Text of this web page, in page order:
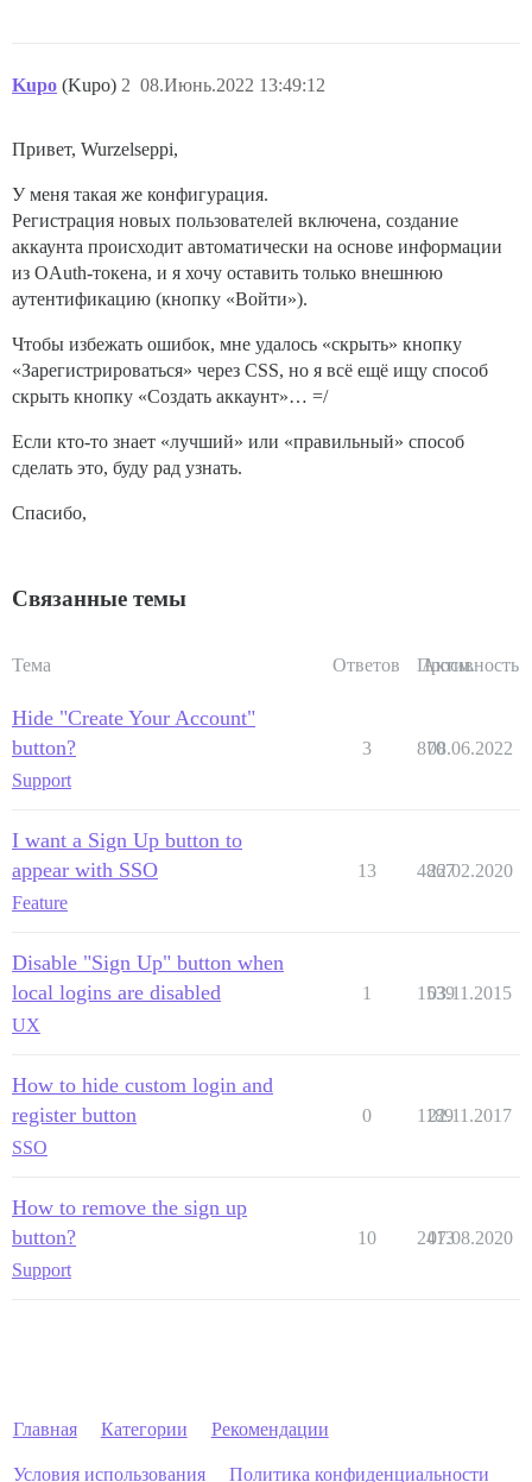
Kupo (Kupo) 08.Июнь.2022 13:49:12
2
Привет, Wurzelseppi,
У меня такая же конфигурация.
Регистрация новых пользователей включена, создание
аккаунта происходит автоматически на основе информации
из OAuth-токена, и я хочу оставить только внешнюю
аутентификацию (кнопку «Войти»).
Чтобы избежать ошибок, мне удалось «скрыть» кнопку
«Зарегистрироваться» через CSS, но я всё ещё ищу способ
скрыть кнопку «Создать аккаунт»… =/
Если кто-то знает «лучший» или «правильный» способ
сделать это, буду рад узнать.
Спасибо,
Связанные темы
Тема Ответов Просм.
Активность
Hide "Create Your Account"
button?
Support
3 870
08.06.2022
I want a Sign Up button to
appear with SSO
Feature
13 4867
22.02.2020
Disable "Sign Up" button when
local logins are disabled
UX
1 1539
03.11.2015
How to hide custom login and
register button
SSO
0 1189
22.11.2017
How to remove the sign up
button?
Support
10 2413
07.08.2020
Главная Категории Рекомендации
Условия использования Политика конфиденциальности